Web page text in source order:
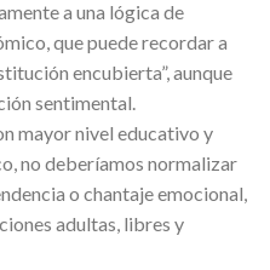
a una lógica de
que puede recordar a
encubierta”, aunque
sentimental.
mayor nivel educativo y
no deberíamos normalizar
o chantaje emocional,
adultas, libres y